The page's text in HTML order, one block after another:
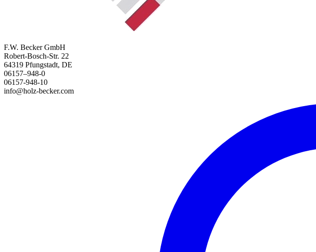
F.W. Becker GmbH
Robert-Bosch-Str. 22
64319 Pfungstadt, DE
06157–948-0
06157-948-10
info@holz-becker.com